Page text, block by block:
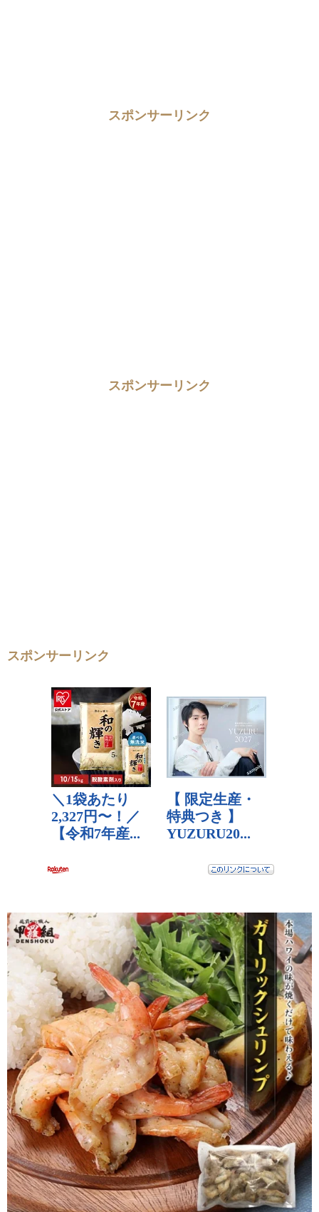
スポンサーリンク
スポンサーリンク
スポンサーリンク